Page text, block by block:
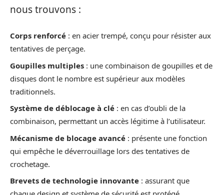
nous trouvons :
Corps renforcé : en acier trempé, conçu pour résister aux
tentatives de perçage.
Goupilles multiples : une combinaison de goupilles et de
disques dont le nombre est supérieur aux modèles
traditionnels.
Système de déblocage à clé : en cas d’oubli de la
combinaison, permettant un accès légitime à l’utilisateur.
Mécanisme de blocage avancé : présente une fonction
qui empêche le déverrouillage lors des tentatives de
crochetage.
Brevets de technologie innovante : assurant que